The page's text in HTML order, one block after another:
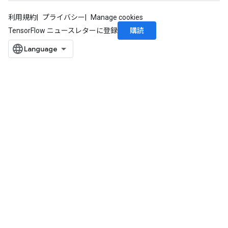
利用規約 プライバシー
Manage cookies
TensorFlow ニュースレターに登録
購読